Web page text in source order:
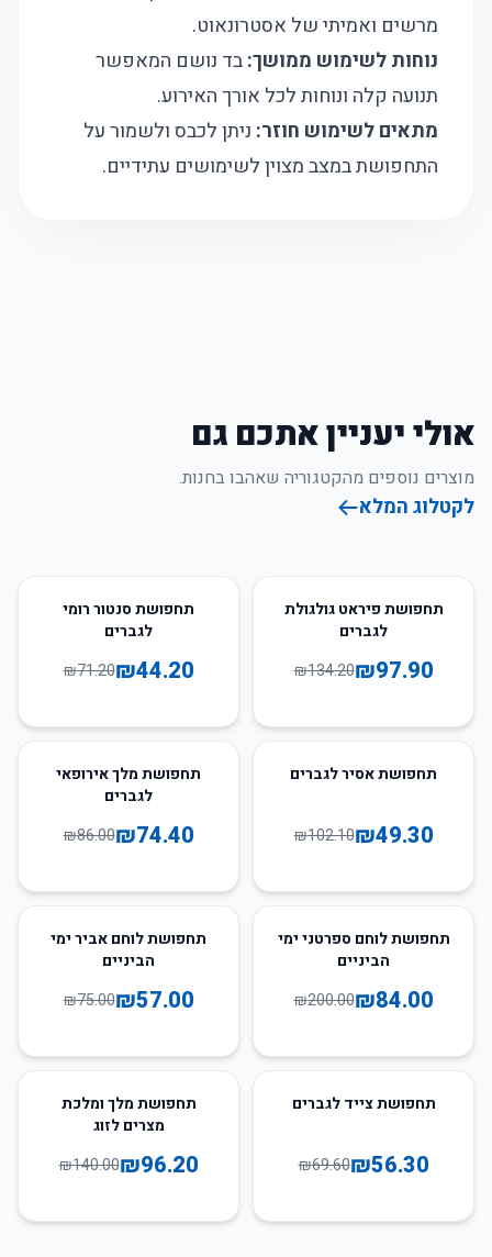
מרשים ואמיתי של אסטרונאוט.
נוחות לשימוש ממושך:בד נושם המאפשר
תנועה קלה ונוחות לכל אורך האירוע.
מתאים לשימוש חוזר: ניתן לכבס ולשמור על
התחפושת במצב מצוין לשימושים עתידיים.
אולי יעניין אתכם גם
מוצרים נוספים מהקטגוריה שאהבו בחנות.
לקטלוג המלא
27
תחפושת פיראט גולגולת
לגברים
₪97.90
₪134.20
תחפושת סנטור רומי
לגברים
₪44.20
₪71.20
52
תחפושת אסיר לגברים
₪49.30
₪102.10
13תחפושת מלך אירופאי
לגברים
₪74.40
₪86.00
58%תחפושת לוחם ספרטני ימי
הביניים
₪84.00
₪200.00
24
תחפושת לוחם אביר ימי
הביניים
₪57.00
₪75.00
19תחפושת צייד לגברים
₪56.30
₪69.60
תחפושת מלך ומלכת
מצרים לזוג
₪96.20
₪140.00